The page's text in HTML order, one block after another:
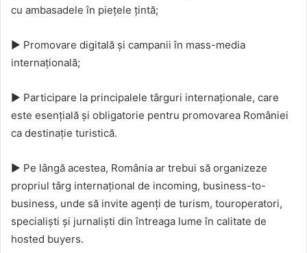
cu ambasadele în piețele țintă;
► Promovare digitală și campanii în mass-media
internațională;
► Participare la principalele târguri internaționale, care
este esențială și obligatorie pentru promovarea României
ca destinație turistică.
► Pe lângă acestea, România ar trebui să organizeze
propriul târg internațional de incoming, business-to-
business, unde să invite agenți de turism, touroperatori,
specialiști și jurnaliști din întreaga lume în calitate de
hosted buyers.